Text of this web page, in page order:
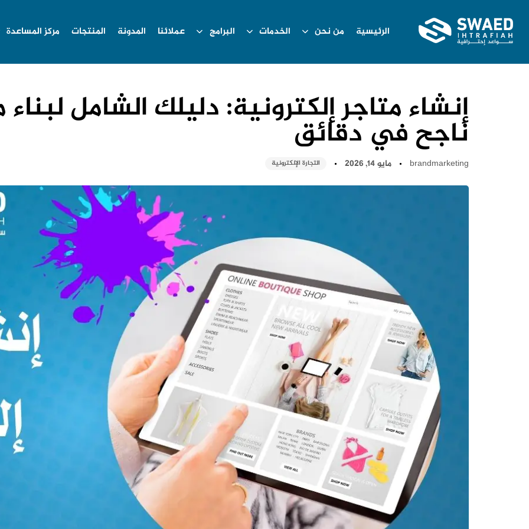
الرئيسية من نحن الخدمات البرامج عملائنا المدونة المنتجات مركز المساعدة
إنشاء متاجر إلكترونية: دليلك الشامل
ناجح في دقائق
brandmarketing مايو 14, 2026 التجارة الإلكترونية